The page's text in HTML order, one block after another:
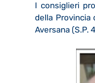
I consiglieri
della Provincia
Aversana (S.P.